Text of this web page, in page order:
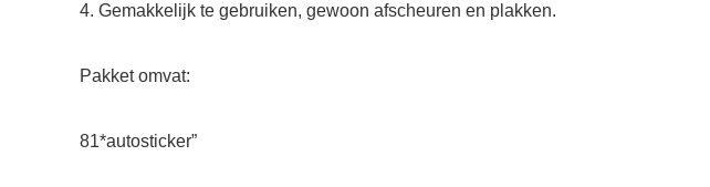
4. Gemakkelijk te gebruiken, gewoon afscheuren en plakken.
Pakket omvat:
81*autosticker”